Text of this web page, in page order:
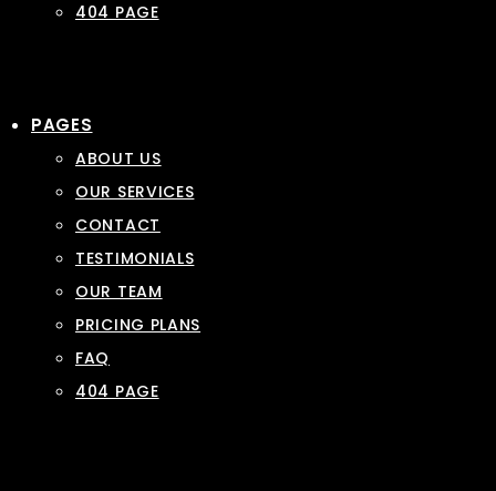
404 PAGE
PAGES
ABOUT US
OUR SERVICES
CONTACT
TESTIMONIALS
OUR TEAM
PRICING PLANS
FAQ
404 PAGE